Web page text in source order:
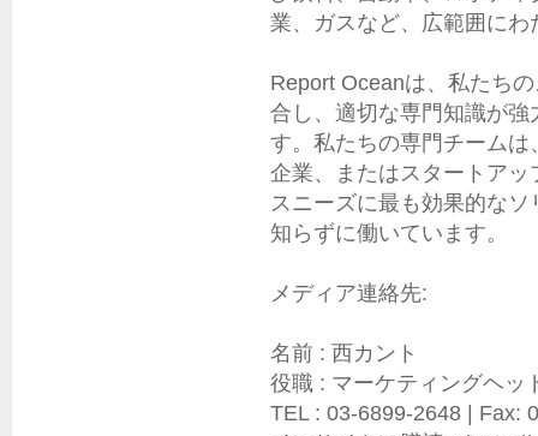
業、ガスなど、広範囲にわ
Report Oceanは、私たち
合し、適切な専門知識が
す。私たちの専門チーム
企業、またはスタートア
スニーズに最も効果的な
知らずに働いています。
メディア連絡先:
名前 : 西カント
役職 : マーケティングヘッ
TEL : 03-6899-2648 | Fax: